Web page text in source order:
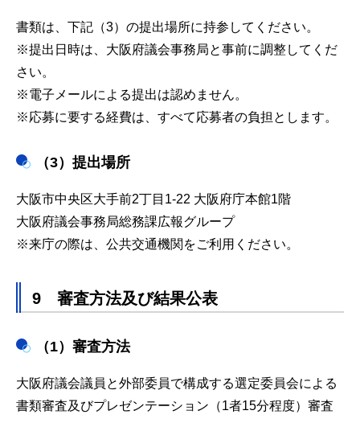
書類は、下記（3）の提出場所に持参してください。
※提出日時は、大阪府議会事務局と事前に調整してくだ
さい。
※電子メールによる提出は認めません。
※応募に要する経費は、すべて応募者の負担とします。
（3）提出場所
大阪市中央区大手前2丁目1-22 大阪府庁本館1階
大阪府議会事務局総務課広報グループ
※来庁の際は、公共交通機関をご利用ください。
9 審査方法及び結果公表
（1）審査方法
大阪府議会議員と外部委員で構成する選定委員会による
書類審査及びプレゼンテーション（1者15分程度）審査